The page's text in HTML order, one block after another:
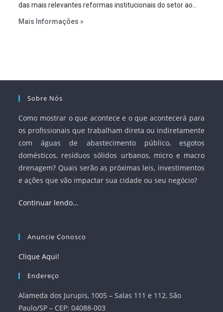
das mais relevantes reformas institucionais do setor ao
serviços, ampliar a participação da iniciativa privada,
Mais Informações »
Sobre Nós
Como mostrar o que acontece e o que acontecerá para
os profissionais que trabalham direta ou indiretamente
com águas de abastecimento público, esgotos
domésticos, resíduos sólidos urbanos, micro e macro
drenagem? Quais serão as próximas leis, investimentos
e ações que vão impactar sua cidade ou seu negócio?
Continuar lendo…
Anuncie Conosco
Clique Aqui!
Endereço
Alameda dos Jurupis, 1005 – Salas 111 e 112, São
Paulo/SP – CEP: 04088-003